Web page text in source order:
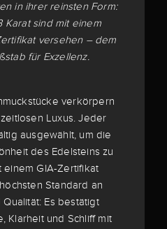
in ihrer reinsten Form:
Karat sind mit einem
versehen – dem
für Exzellenz.
verkörpern
Luxus. Jeder
ausgewählt, um die
des Edelsteins zu
einem GIA-Zertifikat
Standard an
Es bestätigt
Klarheit und Schliff mit